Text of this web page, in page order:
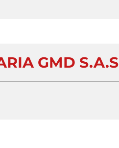
GMD S.A.S